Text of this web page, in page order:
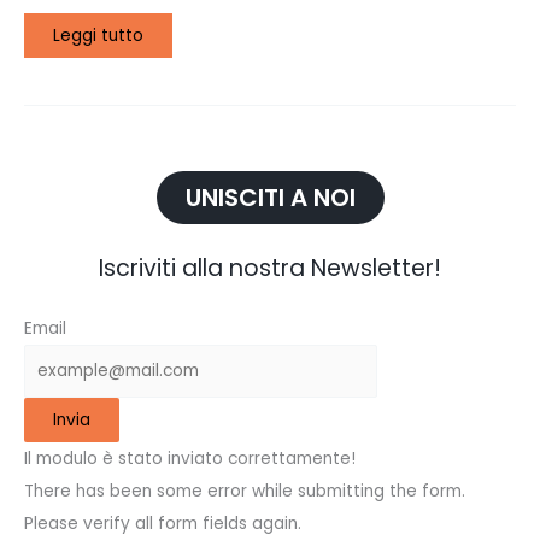
Leggi tutto
UNISCITI A NOI
Iscriviti alla nostra Newsletter!
Email
Invia
Il modulo è stato inviato correttamente!
There has been some error while submitting the form.
Please verify all form fields again.